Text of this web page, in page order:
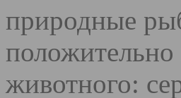
природные
животного: